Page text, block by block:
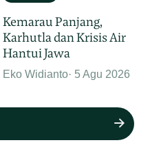
Kemarau Panjang,
Karhutla dan Krisis Air
Hantui Jawa
Eko Widianto 5 Agu 2026